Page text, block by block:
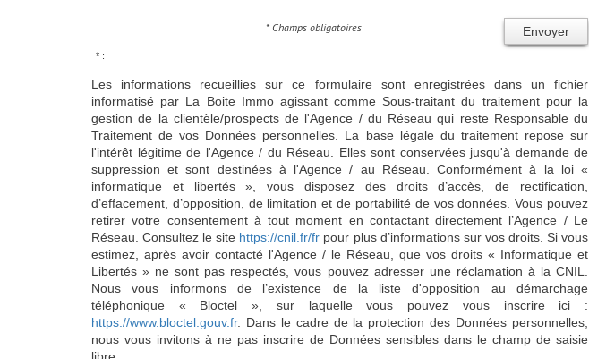
Envoyer
* Champs obligatoires
* :
Les informations recueillies sur ce formulaire sont enregistrées dans un fichier
informatisé par La Boite Immo agissant comme Sous-traitant du traitement pour la
gestion de la clientèle/prospects de l'Agence / du Réseau qui reste Responsable du
Traitement de vos Données personnelles. La base légale du traitement repose sur
l'intérêt légitime de l'Agence / du Réseau. Elles sont conservées jusqu'à demande de
suppression et sont destinées à l'Agence / au Réseau. Conformément à la loi «
informatique et libertés », vous disposez des droits d’accès, de rectification,
d’effacement, d’opposition, de limitation et de portabilité de vos données. Vous pouvez
retirer votre consentement à tout moment en contactant directement l’Agence / Le
Réseau. Consultez le site https://cnil.fr/fr pour plus d’informations sur vos droits. Si vous
estimez, après avoir contacté l'Agence / le Réseau, que vos droits « Informatique et
Libertés » ne sont pas respectés, vous pouvez adresser une réclamation à la CNIL.
Nous vous informons de l’existence de la liste d'opposition au démarchage
téléphonique « Bloctel », sur laquelle vous pouvez vous inscrire ici :
https://www.bloctel.gouv.fr. Dans le cadre de la protection des Données personnelles,
nous vous invitons à ne pas inscrire de Données sensibles dans le champ de saisie